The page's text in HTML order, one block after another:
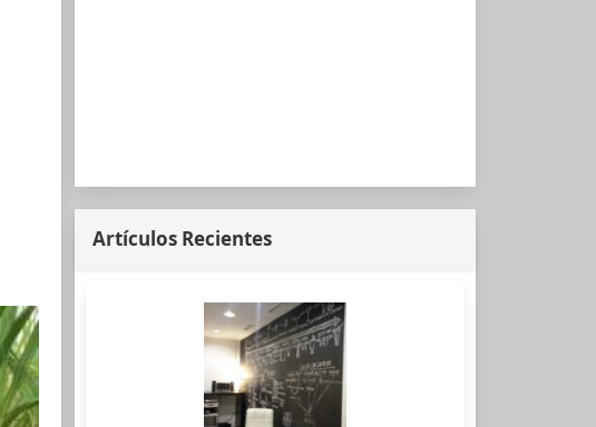
Artículos Recientes